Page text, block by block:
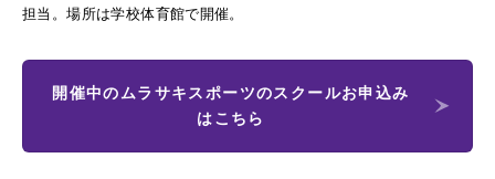
担当。場所は学校体育館で開催。
開催中のムラサキスポーツのスクールお申込み
はこちら